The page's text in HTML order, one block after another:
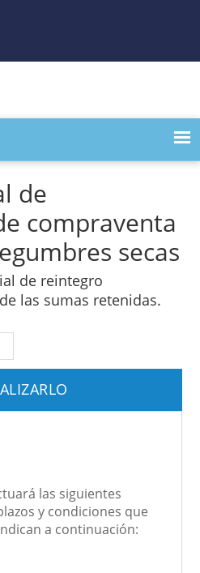
de
compraventa
secas
de reintegro
las sumas retenidas.
las siguientes
y condiciones que
a continuación: